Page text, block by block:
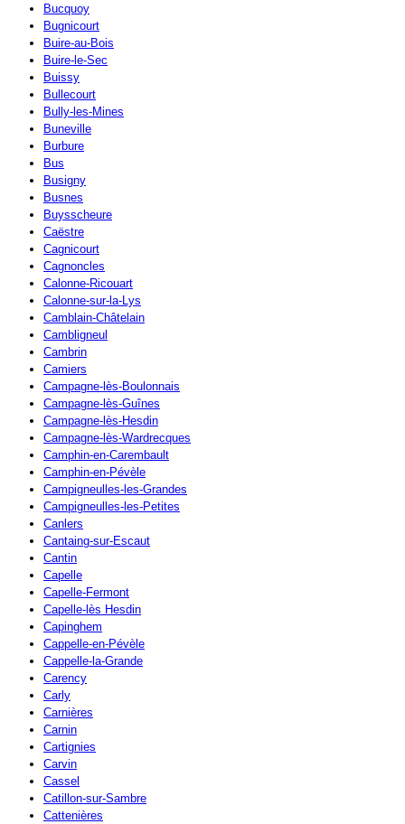
Bucquoy
Bugnicourt
Buire-au-Bois
Buire-le-Sec
Buissy
Bullecourt
Bully-les-Mines
Buneville
Burbure
Bus
Busigny
Busnes
Buysscheure
Caëstre
Cagnicourt
Cagnoncles
Calonne-Ricouart
Calonne-sur-la-Lys
Camblain-Châtelain
Cambligneul
Cambrin
Camiers
Campagne-lès-Boulonnais
Campagne-lès-Guînes
Campagne-lès-Hesdin
Campagne-lès-Wardrecques
Camphin-en-Carembault
Camphin-en-Pévèle
Campigneulles-les-Grandes
Campigneulles-les-Petites
Canlers
Cantaing-sur-Escaut
Cantin
Capelle
Capelle-Fermont
Capelle-lès Hesdin
Capinghem
Cappelle-en-Pévèle
Cappelle-la-Grande
Carency
Carly
Carnières
Carnin
Cartignies
Carvin
Cassel
Catillon-sur-Sambre
Cattenières